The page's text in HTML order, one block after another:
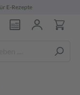
E-Rezepte